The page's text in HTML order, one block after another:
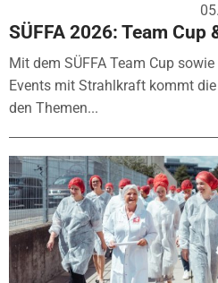
SÜFFA 2026: Team Cup
Mit dem SÜFFA Team Cup
Events mit Strahlkraft kommt die
den Themen...